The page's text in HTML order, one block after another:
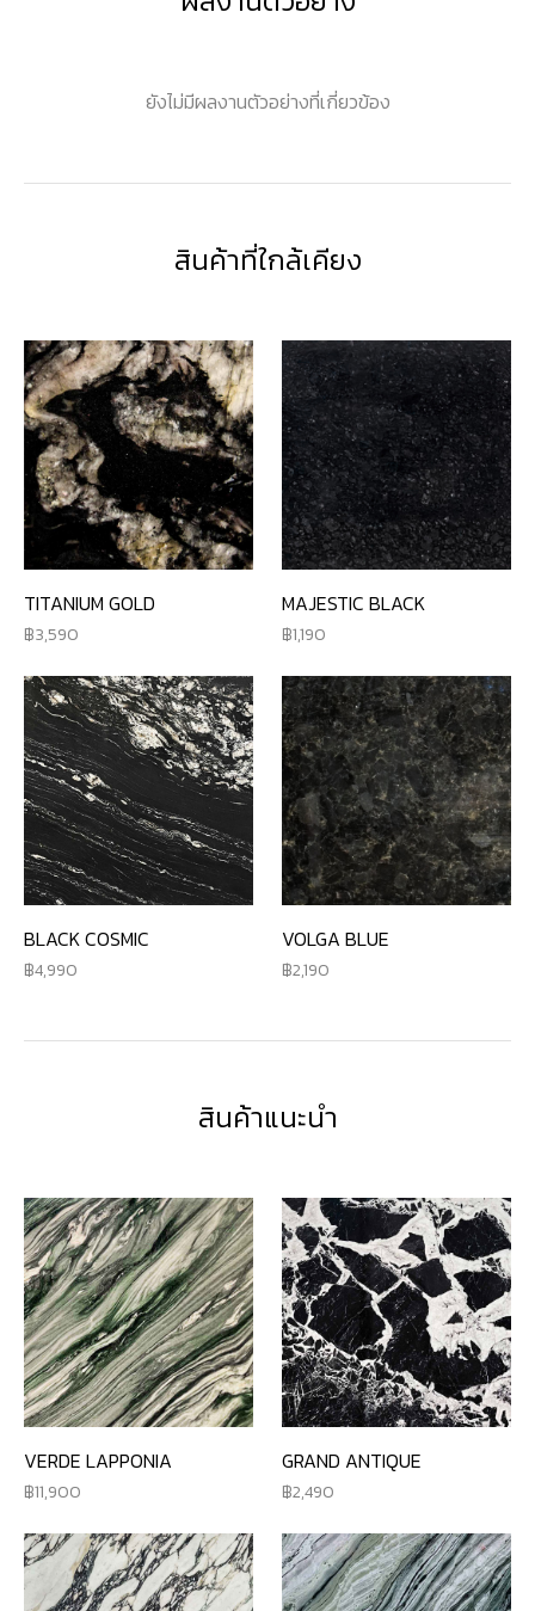
ยังไม่มีผลงานตัวอย่างที่เกี่ยวข้อง
สินค้าที่ใกล้เคียง
TITANIUM GOLD
3,590
MAJESTIC BLACK
1,190
BLACK COSMIC
4,990
VOLGA BLUE
2,190
สินค้าแนะนำ
VERDE LAPPONIA
11,900
GRAND ANTIQUE
2,490